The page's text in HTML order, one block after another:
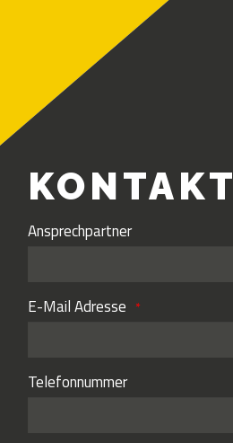
KONTAKT
Ansprechpartner
E-Mail Adresse
Telefonnummer